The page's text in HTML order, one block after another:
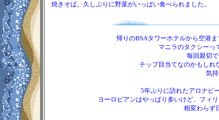
焼きそば。久しぶりに野菜がいっぱい食べられました。
帰りのBSAタワーホテルから空港
マニラのタクシーっ
毎回親切
チップ目当てなのかもしれ
気
5年ぶりに訪れたアロナビ
ヨーロピアンはやっぱり多いけど、フィ
相変わらず